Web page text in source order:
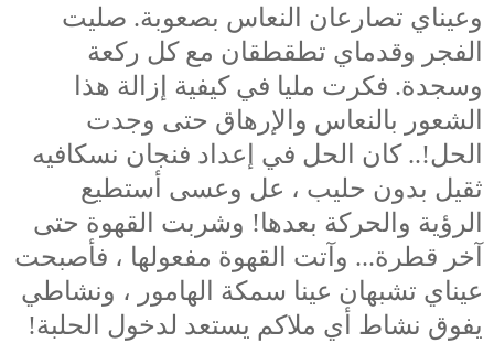
وعيناي تصارعان النعاس بصعوبة. صليت
الفجر وقدماي تطقطقان مع كل ركعة
وسجدة. فكرت مليا في كيفية إزالة هذا
الشعور بالنعاس والإرهاق حتى وجدت
الحل!.. كان الحل في إعداد فنجان نسكافيه
ثقيل بدون حليب ، عل وعسى أستطيع
الرؤية والحركة بعدها! وشربت القهوة حتى
آخر قطرة... وآتت القهوة مفعولها ، فأصبحت
عيناي تشبهان عينا سمكة الهامور ، ونشاطي
يفوق نشاط أي ملاكم يستعد لدخول الحلبة!